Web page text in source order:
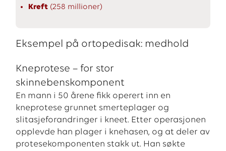
Kreft (258 millioner)
Eksempel på ortopedisak: medhold
Kneprotese – for stor
skinnebenskomponent
En mann i 50 årene fikk operert inn en
kneprotese grunnet smerteplager og
slitasjeforandringer i kneet. Etter operasjonen
opplevde han plager i knehasen, og at deler av
protesekomponenten stakk ut. Han søkte